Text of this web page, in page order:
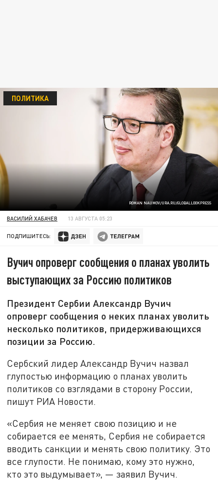
ROMAN NAUMOV/URA.RU/GLOBALLOOKPRESS
ПОЛИТИКА
ВАСИЛИЙ ХАБАЧЕВ 13 АВГУСТА 05:23
ПОДПИШИТЕСЬ:
Вучич опроверг сообщения о планах уволить
выступающих за Россию политиков
Президент Сербии Александр Вучич
опроверг сообщения о неких планах уволить
несколько политиков, придерживающихся
позиции за Россию.
Сербский лидер Александр Вучич назвал
глупостью информацию о планах уволить
политиков со взглядами в сторону России,
пишут РИА Новости.
«Сербия не меняет свою позицию и не
собирается ее менять, Сербия не собирается
вводить санкции и менять свою политику. Это
все глупости. Не понимаю, кому это нужно,
кто это выдумывает», — заявил Вучич.